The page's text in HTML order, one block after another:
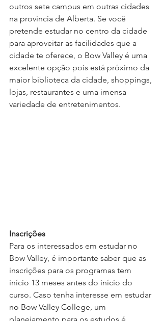
outros sete campus em outras cidades
na província de Alberta. Se você
pretende estudar no centro da cidade
para aproveitar as facilidades que a
cidade te oferece, o Bow Valley é uma
excelente opção pois está próximo da
maior biblioteca da cidade, shoppings,
lojas, restaurantes e uma imensa
variedade de entretenimentos.
Inscrições
Para os interessados em estudar no
Bow Valley, é importante saber que as
inscrições para os programas tem
início 13 meses antes do início do
curso. Caso tenha interesse em estudar
no Bow Valley College, um